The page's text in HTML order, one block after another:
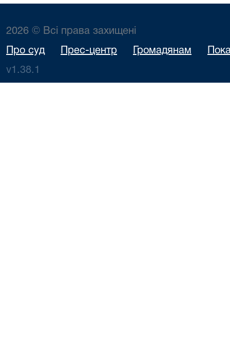
2026 © Всі права захищені
Про суд Прес-центр Громадянам
v1.38.1